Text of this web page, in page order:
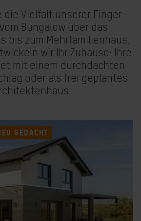
die Vielfalt unserer Finger-
Bungalow über das
bis zum Mehrfamilienhaus.
wir Ihr Zuhause: Ihre
mit einem durchdachten
oder als frei geplantes
GEDACHT